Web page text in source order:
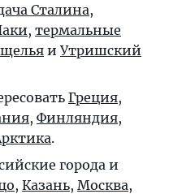
Сталина,
, термальные
и Утришский
Греция,
, Финляндия,
.
города и
, Казань, Москва,